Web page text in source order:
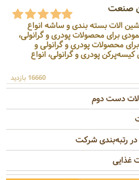
صنعت
الات بسته بندی و ساشه انواع
برای محصولات پودری و گرانولی،
محصولات پودری و گرانولی و
پودری و گرانولی، انواع
16660 بازدید
دست دوم
رتبه‌بندی شرکت
غذایی